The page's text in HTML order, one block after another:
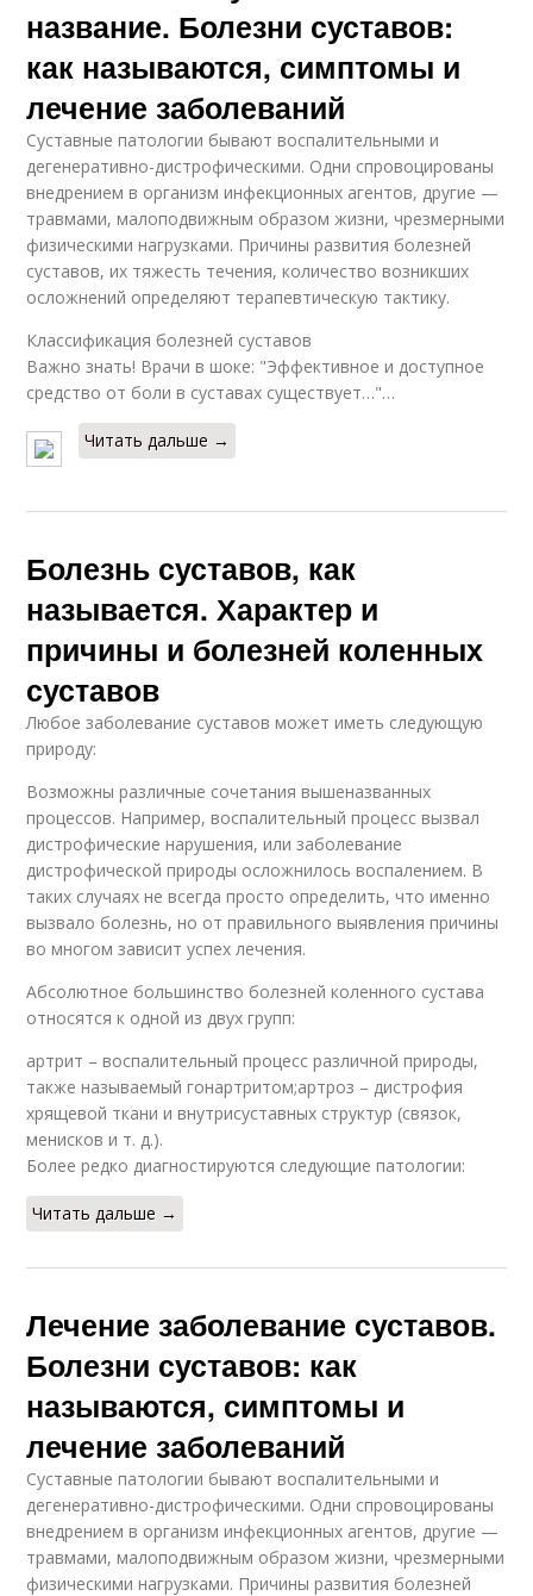
название. Болезни суставов:
как называются, симптомы и
лечение заболеваний
Суставные патологии бывают воспалительными и
дегенеративно-дистрофическими. Одни спровоцированы
внедрением в организм инфекционных агентов, другие —
травмами, малоподвижным образом жизни, чрезмерными
физическими нагрузками. Причины развития болезней
суставов, их тяжесть течения, количество возникших
осложнений определяют терапевтическую тактику.
Классификация болезней суставов
Важно знать! Врачи в шоке: "Эффективное и доступное
средство от боли в суставах существует…"…
Читать дальше →
Болезнь суставов, как
называется. Характер и
причины и болезней коленных
суставов
Любое заболевание суставов может иметь следующую
природу:
Возможны различные сочетания вышеназванных
процессов. Например, воспалительный процесс вызвал
дистрофические нарушения, или заболевание
дистрофической природы осложнилось воспалением. В
таких случаях не всегда просто определить, что именно
вызвало болезнь, но от правильного выявления причины
во многом зависит успех лечения.
Абсолютное большинство болезней коленного сустава
относятся к одной из двух групп:
артрит – воспалительный процесс различной природы,
также называемый гонартритом;aртроз – дистрофия
хрящевой ткани и внутрисуставных структур (связок,
менисков и т. д.).
Более редко диагностируются следующие патологии:
Читать дальше →
Лечение заболевание суставов.
Болезни суставов: как
называются, симптомы и
лечение заболеваний
Суставные патологии бывают воспалительными и
дегенеративно-дистрофическими. Одни спровоцированы
внедрением в организм инфекционных агентов, другие —
травмами, малоподвижным образом жизни, чрезмерными
физическими нагрузками. Причины развития болезней